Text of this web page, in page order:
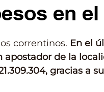
en
correntinos. En el
apostador de la
gracias a